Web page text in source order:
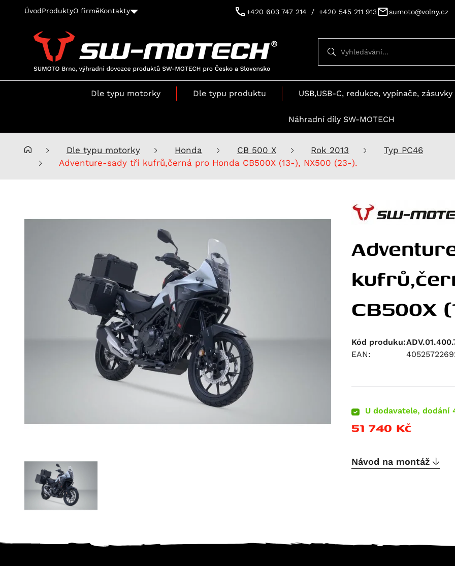
ÚvodProduktyO firměKontakty +420 603 747 214 / +420 545 211 913 sumoto@volny.cz
SUMOTO
Brno,
výhradní
Česko
Vyhledávání
Dle typu motorky Dle typu produktu USB,USB-C, redukce, vypínače, zásuvky
Náhradní díly SW-MOTECH
Dle typu motorky Honda CB 500 X Rok 2013
Typ PC46
Adventure-sady tří kufrů,černá pro Honda CB500X (13-), NX500 (23-).
CB500X
Kód produku:
EAN:
U dodavatele, dodání
51 740 Kč
Návod na montáž